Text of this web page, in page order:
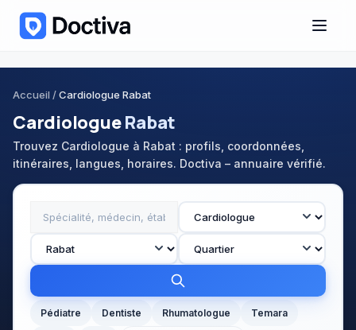
Accueil /Cardiologue Rabat
CardiologueRabat
Trouvez Cardiologue à Rabat : profils, coordonnées,
itinéraires, langues, horaires. Doctiva – annuaire vérifié.
Pédiatre Dentiste Rhumatologue Temara